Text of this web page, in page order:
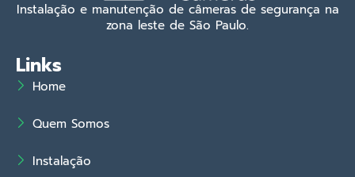
Instalação e manutenção de câmeras de segurança na
zona leste de São Paulo.
Links
Home
Quem Somos
Instalação